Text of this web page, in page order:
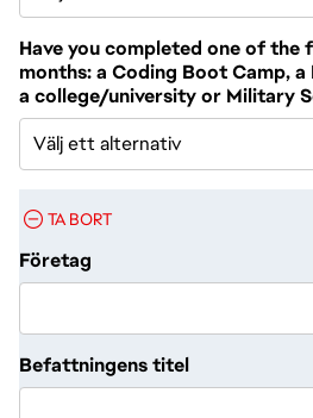
Have you completed one of the
months: a Coding Boot Camp,
a college/university or Military
TA BORT
Företag
Befattningens titel